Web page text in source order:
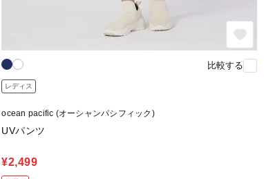
比較する
レディス
ocean pacific (オーシャンパシフィック)
UVパンツ
¥2,499